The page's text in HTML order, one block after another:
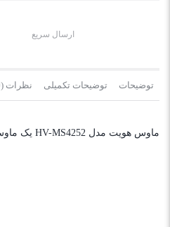
ارسال سریع
توضیحات توضیحات تکمیلی نظرات (0)